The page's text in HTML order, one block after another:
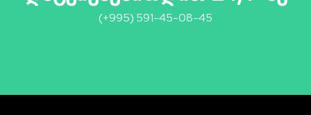
(+995) 591-45-08-45